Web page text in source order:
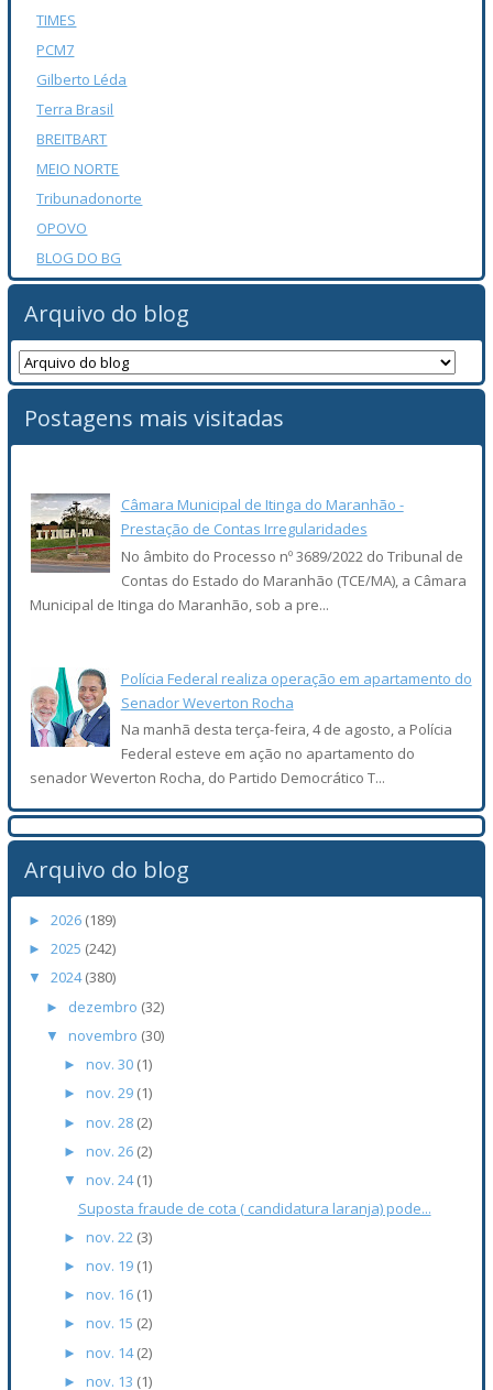
TIMES
PCM7
Gilberto Léda
Terra Brasil
BREITBART
MEIO NORTE
Tribunadonorte
OPOVO
BLOG DO BG
Arquivo do blog
Postagens mais visitadas
Câmara Municipal de Itinga do Maranhão -
Prestação de Contas Irregularidades
No âmbito do Processo nº 3689/2022 do Tribunal de
Contas do Estado do Maranhão (TCE/MA), a Câmara
Municipal de Itinga do Maranhão, sob a pre...
Polícia Federal realiza operação em apartamento do
Senador Weverton Rocha
Na manhã desta terça-feira, 4 de agosto, a Polícia
Federal esteve em ação no apartamento do
senador Weverton Rocha, do Partido Democrático T...
Arquivo do blog
►2026 (189)
►2025 (242)
▼2024(380)
► dezembro (32)
▼ novembro (30)
► nov. 30 (1)
► nov. 29 (1)
► nov. 28 (2)
► nov. 26 (2)
▼ nov. 24(1)
Suposta fraude de cota ( candidatura laranja) pode...
► nov. 22 (3)
► nov. 19 (1)
► nov. 16 (1)
► nov. 15 (2)
► nov. 14(2)
► nov. 13 (1)